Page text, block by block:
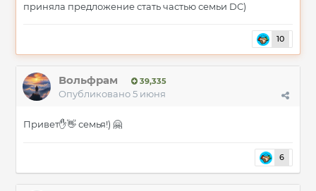
приняла предложение стать частью семьи DC)
10
Вольфрам 39,335
Опубликовано5 июня
Привет✋👋 семья!) 🤗
6